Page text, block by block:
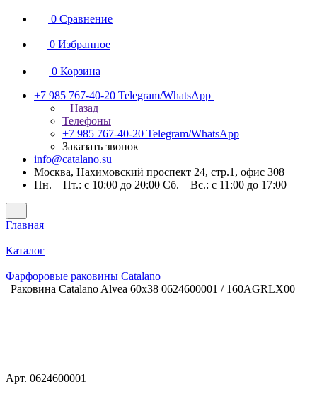
0 Сравнение
0 Избранное
0 Корзина
+7 985 767-40-20 Telegram/WhatsApp
Назад
Телефоны
+7 985 767-40-20 Telegram/WhatsApp
Заказать звонок
info@catalano.su
Москва, Нахимовский проспект 24, стр.1, офис 308
Пн. – Пт.: с 10:00 до 20:00 Сб. – Вс.: с 11:00 до 17:00
Главная
Каталог
Фарфоровые раковины Catalano
Раковина Catalano Alvea 60x38 0624600001 / 160AGRLX00
Арт. 0624600001